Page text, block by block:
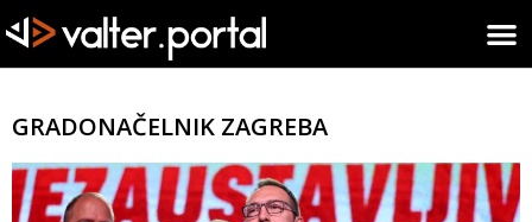
GRADONAČELNIK ZAGREBA